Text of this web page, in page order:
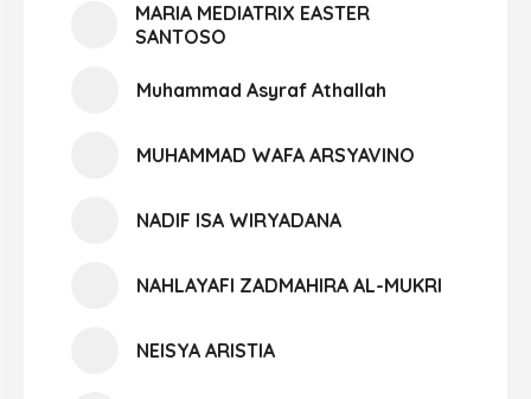
MARIA MEDIATRIX EASTER
SANTOSO
Muhammad Asyraf Athallah
MUHAMMAD WAFA ARSYAVINO
NADIF ISA WIRYADANA
NAHLAYAFI ZADMAHIRA AL-MUKRI
NEISYA ARISTIA